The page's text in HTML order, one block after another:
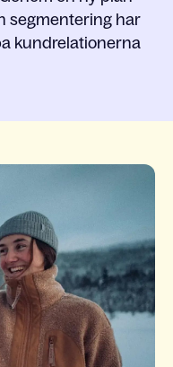
segmentering har
kundrelationerna